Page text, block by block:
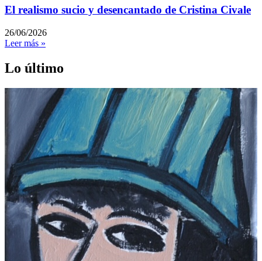
El realismo sucio y desencantado de Cristina Civale
26/06/2026
Leer más »
Lo último